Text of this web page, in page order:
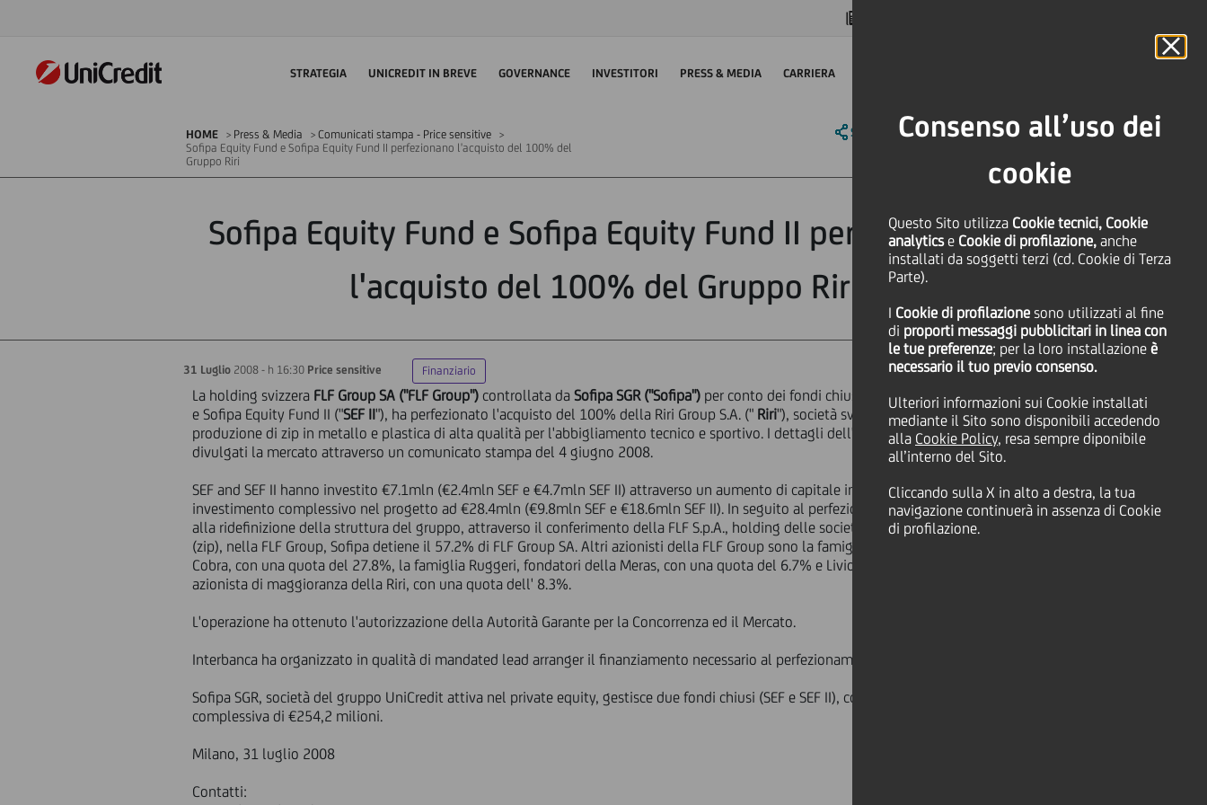
Consenso all’uso dei
cookie
Questo Sito utilizza Cookie tecnici, Cookie
analyticse Cookie di profilazione, anche
installati da soggetti terzi (cd. Cookie di Terza
Parte).
I Cookie di profilazione sono utilizzati al fine
di proporti messaggi pubblicitari in linea con
le tue preferenze; per la loro installazione è
necessario il tuo previo consenso.
Ulteriori informazioni sui Cookie installati
mediante il Sito sono disponibili accedendo
alla Cookie Policy, resa sempre diponibile
all’interno del Sito.
Cliccando sulla X in alto a destra, la tua
navigazione continuerà in assenza di Cookie
di profilazione.
STRATEGIA UNICREDIT IN BREVE GOVERNANCE INVESTITORI PRESS & MEDIA CARRIERA
HOME Press & Media
Comunicati stampa - Price sensitive
Sofipa Equity Fund e Sofipa Equity Fund II perfezionano l'acquisto del 100% del
Gruppo Riri
SHARE PRINT SEND
Sofipa Equity Fund e Sofipa Equity Fund II perfezionano
l'acquisto del 100% del Gruppo Riri
31 Luglio 2008 - h 16:30 Price sensitive Finanziario
La holding svizzera FLF Group SA ("FLF Group") controllata daSofipa SGR ("Sofipa") per conto dei fondi chiusi Sofipa Equity Fund ("SEF")
e Sofipa Equity Fund II ("SEF II"), ha perfezionato l'acquisto del 100% della Riri Group S.A. (" Riri"), società svizzera attiva nella
produzione di zip in metallo e plastica di alta qualità per l'abbigliamento tecnico e sportivo. I dettagli dell'operazione erano già stati
divulgati la mercato attraverso un comunicato stampa del 4 giugno 2008.
SEF and SEF II hanno investito €7.1mln (€2.4mln SEF e €4.7mln SEF II) attraverso un aumento di capitale in FLF Group, portando il loro
investimento complessivo nel progetto ad €28.4mln (€9.8mln SEF e €18.6mln SEF II). In seguito al perfezionamento dell'operazione ed
alla ridefinizione della struttura del gruppo, attraverso il conferimento della FLF S.p.A., holding delle società Cobra (bottoni) e Meras
(zip), nella FLF Group, Sofipa detiene il 57.2% di FLF Group SA. Altri azionisti della FLF Group sono la famiglia Candotti, fondatori della
Cobra, con una quota del 27.8%, la famiglia Ruggeri, fondatori della Meras, con una quota del 6.7% e Livio Cossutti, precedente
azionista di maggioranza della Riri, con una quota dell' 8.3%.
L'operazione ha ottenuto l'autorizzazione della Autorità Garante per la Concorrenza ed il Mercato.
Interbanca ha organizzato in qualità di mandated lead arranger il finanziamento necessario al perfezionamento dell'operazione.
Sofipa SGR, società del gruppo UniCredit attiva nel private equity, gestisce due fondi chiusi (SEF e SEF II), con una dotazione
complessiva di €254,2 milioni.
Milano, 31 luglio 2008
Contatti: